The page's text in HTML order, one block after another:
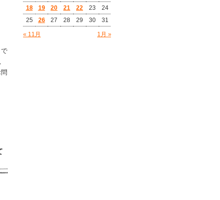
« 11月 1月 »
18
19 20 21 22 23
24
25
26 27 28 29 30 31